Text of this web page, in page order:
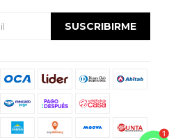
SUSCRIBIRME